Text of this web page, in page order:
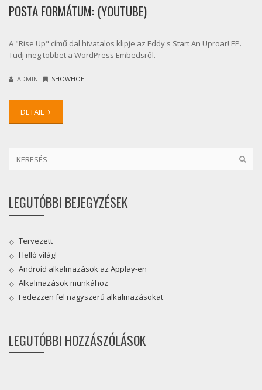
POSTA FORMÁTUM: (YOUTUBE)
A "Rise Up" című dal hivatalos klipje az Eddy's Start An Uproar! EP.
Tudj meg többet a WordPress Embedsről.
ADMIN SHOWHOE
DETAIL
LEGUTÓBBI BEJEGYZÉSEK
Tervezett
Helló világ!
Android alkalmazások az Applay-en
Alkalmazások munkához
Fedezzen fel nagyszerű alkalmazásokat
LEGUTÓBBI HOZZÁSZÓLÁSOK